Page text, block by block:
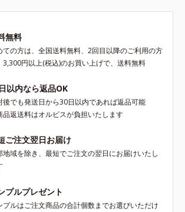
無料
ての方は、全国送料無料、2回目以降のご利用の方
3,300円以上(税込)のお買い上げで、送料無料
以内なら返品OK
後でも発送日から30日以内であれば返品可能
返送料はオルビスが負担いたします
ご注文翌日お届け
地域を除き、最短でご注文の翌日にお届けいたし
プルプレゼント
プルはご注文商品の合計個数までお選びいただけ